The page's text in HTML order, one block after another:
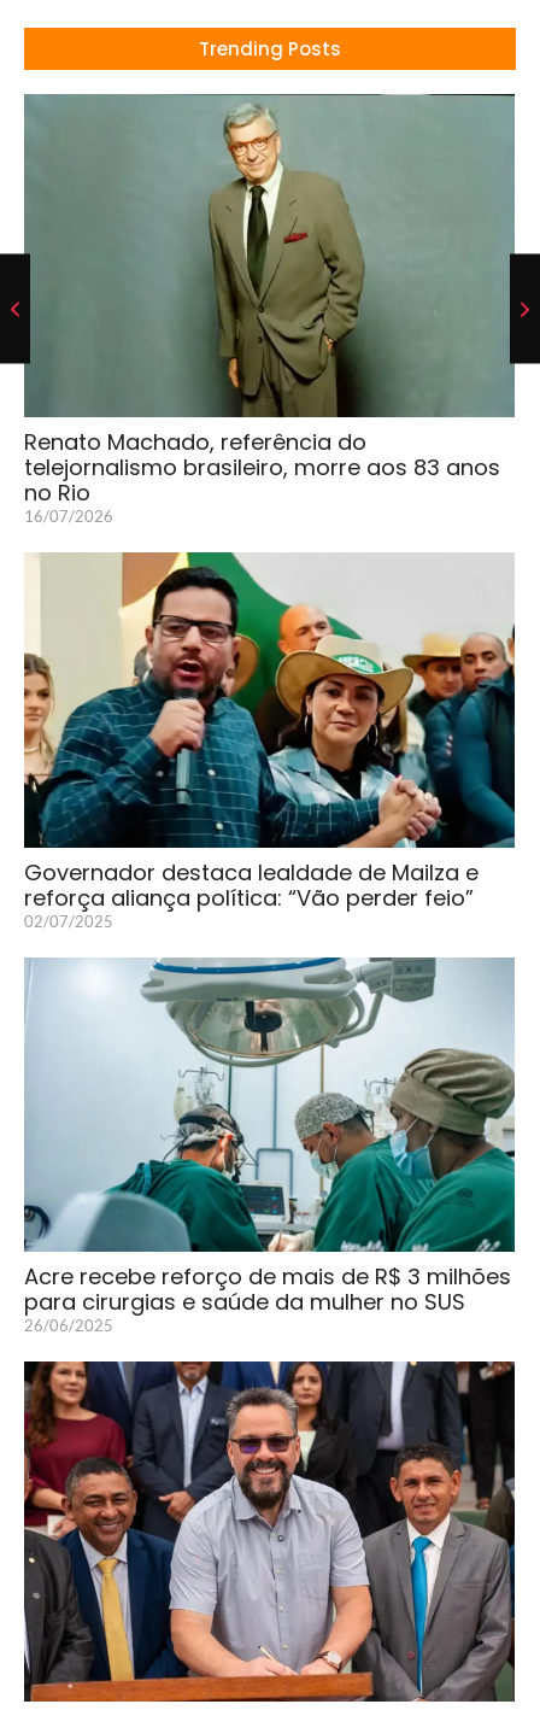
Trending Posts
Renato Machado, referência do
telejornalismo brasileiro, morre aos 83 anos
no Rio
16/07/2026
Governador destaca lealdade de Mailza e
reforça aliança política: “Vão perder feio”
02/07/2025
Acre recebe reforço de mais de R$ 3 milhões
para cirurgias e saúde da mulher no SUS
26/06/2025